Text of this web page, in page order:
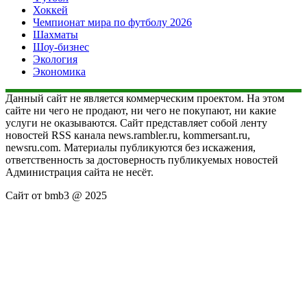
Хоккей
Чемпионат мира по футболу 2026
Шахматы
Шоу-бизнес
Экология
Экономика
Данный сайт не является коммерческим проектом. На этом
сайте ни чего не продают, ни чего не покупают, ни какие
услуги не оказываются. Сайт представляет собой ленту
новостей RSS канала news.rambler.ru, kommersant.ru,
newsru.com. Материалы публикуются без искажения,
ответственность за достоверность публикуемых новостей
Администрация сайта не несёт.
Сайт от bmb3 @ 2025